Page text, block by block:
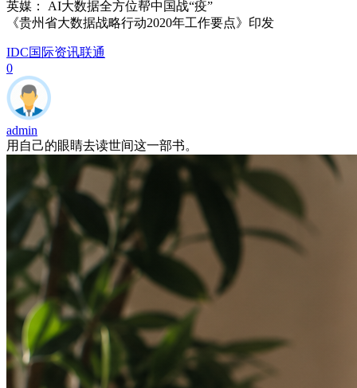
英媒： AI大数据全方位帮中国战“疫”
《贵州省大数据战略行动2020年工作要点》印发
IDC国际资讯联通
0
admin
用自己的眼睛去读世间这一部书。